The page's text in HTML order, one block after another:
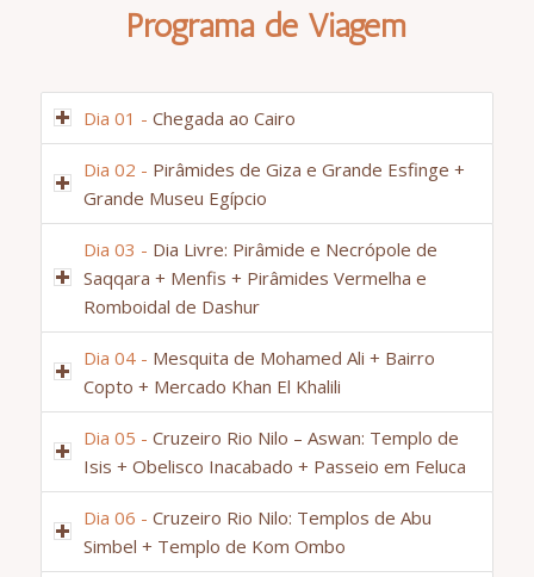
Programa de Viagem
Dia 01 - Chegada ao Cairo
Dia 02 - Pirâmides de Giza e Grande Esfinge +
Grande Museu Egípcio
Dia 03 - Dia Livre: Pirâmide e Necrópole de
Saqqara + Menfis + Pirâmides Vermelha e
Romboidal de Dashur
Dia 04 - Mesquita de Mohamed Ali + Bairro
Copto + Mercado Khan El Khalili
Dia 05 - Cruzeiro Rio Nilo – Aswan: Templo de
Isis + Obelisco Inacabado + Passeio em Feluca
Dia 06 - Cruzeiro Rio Nilo: Templos de Abu
Simbel + Templo de Kom Ombo